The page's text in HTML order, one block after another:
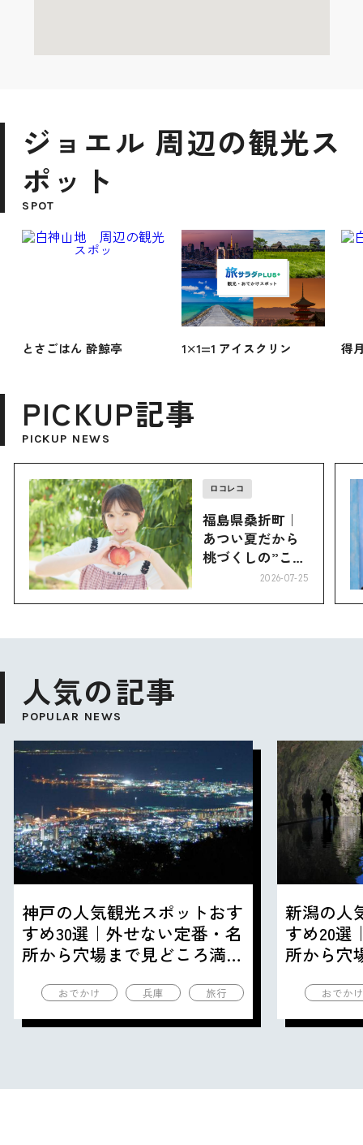
ジョエル 周辺の観光ス
ポット
SPOT
とさごはん 酔鯨亭 1×1=1 アイスクリン 得
PICKUP記事
PICKUP NEWS
ロコレコ
福島県桑折町｜
あつい夏だから
桃づくしの”こお
2026-07-25
人気の記事
POPULAR NEWS
神戸の人気観光スポットおす
すめ30選｜外せない定番・名
所から穴場まで見どころ満載
おでかけ 兵庫 旅行
新潟の人
すめ20選
所から穴
おでか